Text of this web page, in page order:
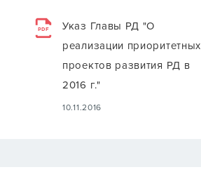
PDF
Указ Главы РД "О
реализации приоритетных
проектов развития РД в
2016 г."
10.11.2016